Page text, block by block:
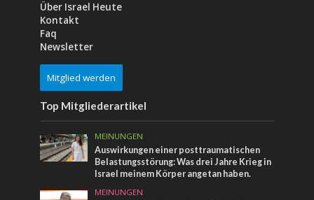
Über Israel Heute
Kontakt
Faq
Newsletter
Mitglied werden
Top Mitgliederartikel
MEINUNGEN
Auswirkungen einer posttraumatischen
Belastungsstörung: Was drei Jahre Krieg in
Israel meinem Körper angetan haben.
MEINUNGEN